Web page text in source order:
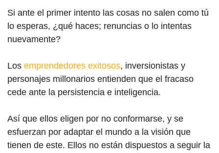
Si ante el primer intento las cosas no salen como tú
lo esperas, ¿qué haces; renuncias o lo intentas
nuevamente?
Los emprendedores exitosos, inversionistas y
personajes millonarios entienden que el fracaso
cede ante la persistencia e inteligencia.
Así que ellos eligen por no conformarse, y se
esfuerzan por adaptar el mundo a la visión que
tienen de este. Ellos no están dispuestos a seguir la